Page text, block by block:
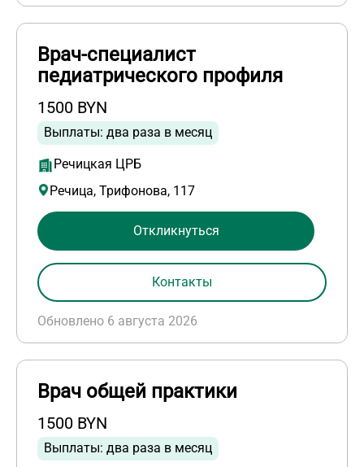
Врач-специалист
педиатрического профиля
1500 BYN
Выплаты: два раза в месяц
Речицкая ЦРБ
Речица, Трифонова, 117
Обновлено 6 августа 2026
Откликнуться
Контакты
Врач общей практики
1500 BYN
Выплаты: два раза в месяц